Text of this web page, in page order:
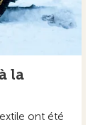
la
ont été